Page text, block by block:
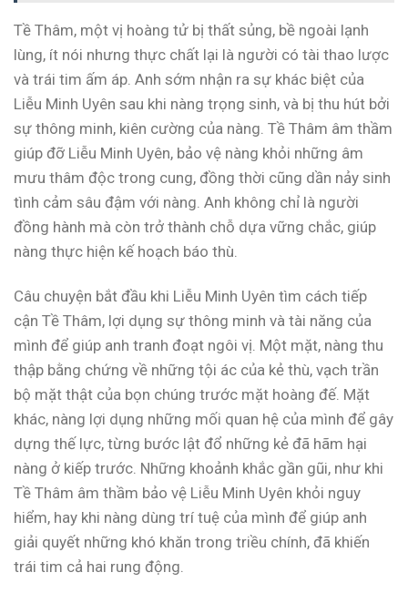
Tề Thâm, một vị hoàng tử bị thất sủng, bề ngoài lạnh
lùng, ít nói nhưng thực chất lại là người có tài thao lược
và trái tim ấm áp. Anh sớm nhận ra sự khác biệt của
Liễu Minh Uyên sau khi nàng trọng sinh, và bị thu hút bởi
sự thông minh, kiên cường của nàng. Tề Thâm âm thầm
giúp đỡ Liễu Minh Uyên, bảo vệ nàng khỏi những âm
mưu thâm độc trong cung, đồng thời cũng dần nảy sinh
tình cảm sâu đậm với nàng. Anh không chỉ là người
đồng hành mà còn trở thành chỗ dựa vững chắc, giúp
nàng thực hiện kế hoạch báo thù.
Câu chuyện bắt đầu khi Liễu Minh Uyên tìm cách tiếp
cận Tề Thâm, lợi dụng sự thông minh và tài năng của
mình để giúp anh tranh đoạt ngôi vị. Một mặt, nàng thu
thập bằng chứng về những tội ác của kẻ thù, vạch trần
bộ mặt thật của bọn chúng trước mặt hoàng đế. Mặt
khác, nàng lợi dụng những mối quan hệ của mình để gây
dựng thế lực, từng bước lật đổ những kẻ đã hãm hại
nàng ở kiếp trước. Những khoảnh khắc gần gũi, như khi
Tề Thâm âm thầm bảo vệ Liễu Minh Uyên khỏi nguy
hiểm, hay khi nàng dùng trí tuệ của mình để giúp anh
giải quyết những khó khăn trong triều chính, đã khiến
trái tim cả hai rung động.